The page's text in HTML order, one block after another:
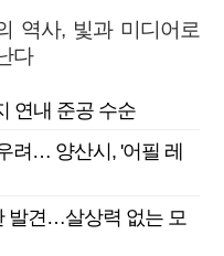
역사, 빛과 미디어로
다
연내 준공 수순
려… 양산시, '어필 레
발견…살상력 없는 모